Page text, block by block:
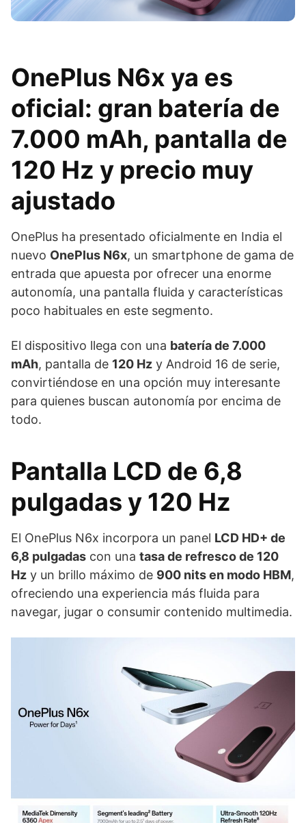
OnePlus N6x ya es
oficial: gran batería de
7.000 mAh, pantalla de
120 Hz y precio muy
ajustado
OnePlus ha presentado oficialmente en India el
nuevo OnePlus N6x, un smartphone de gama de
entrada que apuesta por ofrecer una enorme
autonomía, una pantalla fluida y características
poco habituales en este segmento.
El dispositivo llega con una batería de 7.000
mAh, pantalla de 120 Hz y Android 16 de serie,
convirtiéndose en una opción muy interesante
para quienes buscan autonomía por encima de
todo.
Pantalla LCD de 6,8
pulgadas y 120 Hz
El OnePlus N6x incorpora un panel LCD HD+ de
6,8 pulgadas con una tasa de refresco de 120
Hz y un brillo máximo de 900 nits en modo HBM,
ofreciendo una experiencia más fluida para
navegar, jugar o consumir contenido multimedia.